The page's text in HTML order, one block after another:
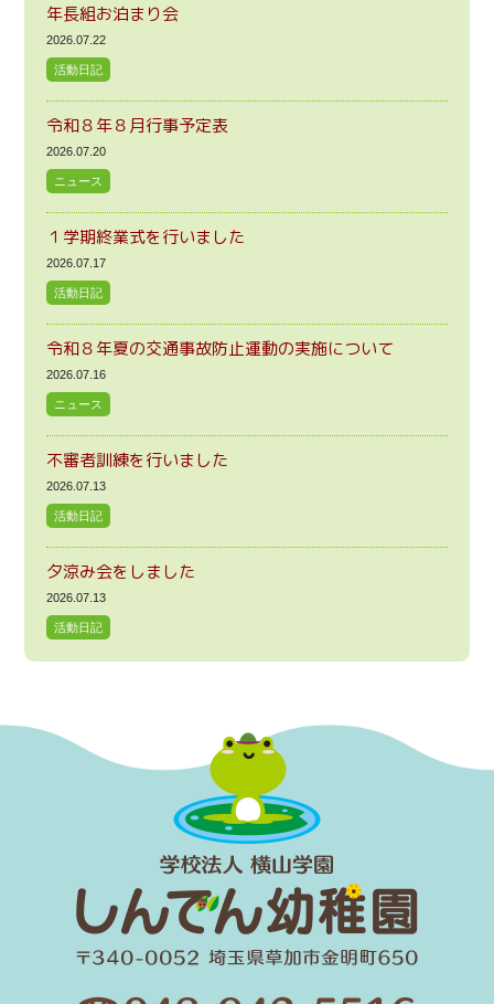
年長組お泊まり会
2026.07.22
活動日記
令和８年８月行事予定表
2026.07.20
ニュース
１学期終業式を行いました
2026.07.17
活動日記
令和８年夏の交通事故防止運動の実施について
2026.07.16
ニュース
不審者訓練を行いました
2026.07.13
活動日記
夕涼み会をしました
2026.07.13
活動日記